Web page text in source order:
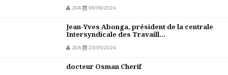
JDA 08/08/2024
Jean-Yves Abonga, président de la centrale
Intersyndicale des Travaill...
JDA 23/05/2024
docteur Osman Cherif